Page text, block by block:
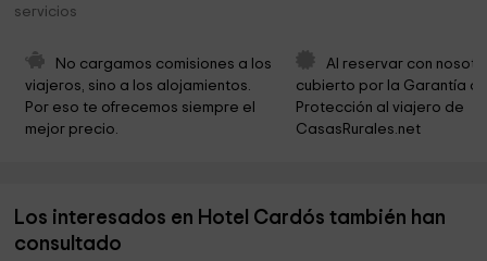
Pla de Nègua
Santa Eulàlia de Casa Serra
Cementerio municipal
Sant Martí de Lladorre 4,4 km
Ayuntamiento de Farrera 6,8 km
servicios
No cargamos comisiones a los
viajeros, sino a los alojamientos.
Por eso te ofrecemos siempre el
mejor precio.
Al reservar con
cubierto por la Garantía
Protección al viajero de
CasasRurales.net
Los interesados en Hotel Cardós también han
consultado